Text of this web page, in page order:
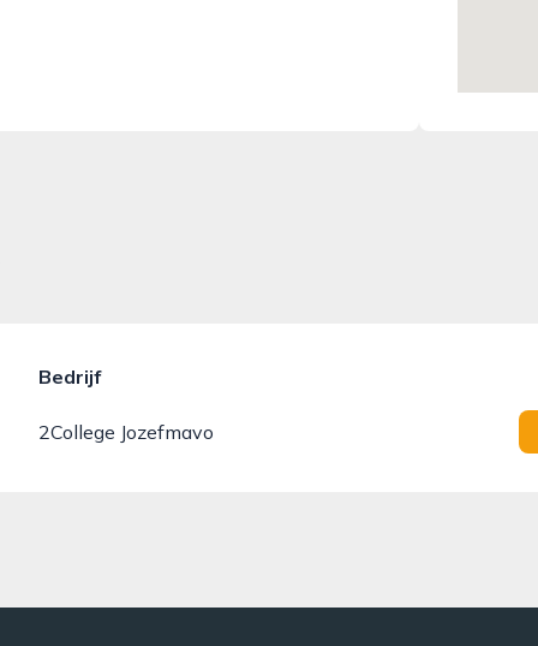
Bedrijf
2College Jozefmavo